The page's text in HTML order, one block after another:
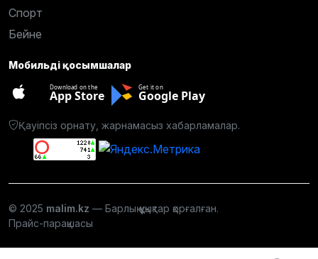
Спорт
Бейне
Мобильді қосымшалар
Download on the
App Store
Get it on
Google Play
Қауіпсіз орнату, жарнамасыз хабарламалар.
© 2025 malim.kz — Барлық құқықтар қорғалған.
Прайс-парақшасы